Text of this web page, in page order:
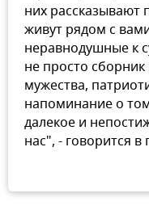
них рассказывают
живут рядом с
неравнодушные к
не просто сборник
мужества,
напоминание о
далекое и
нас", - говорится